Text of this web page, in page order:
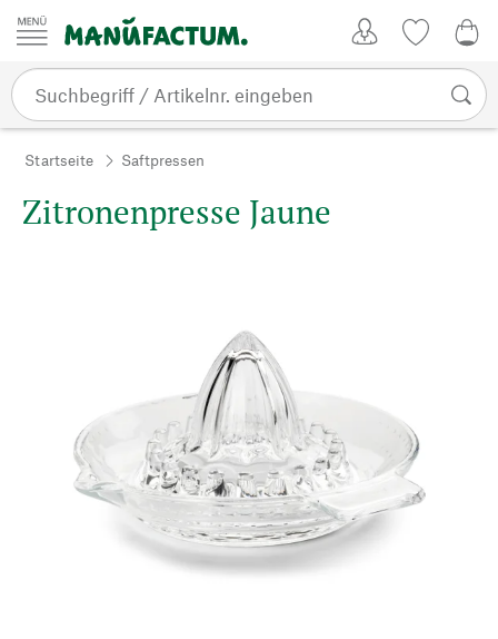
Zum Inhalt springen
Startseite Saftpressen
Zitronenpresse Jaune